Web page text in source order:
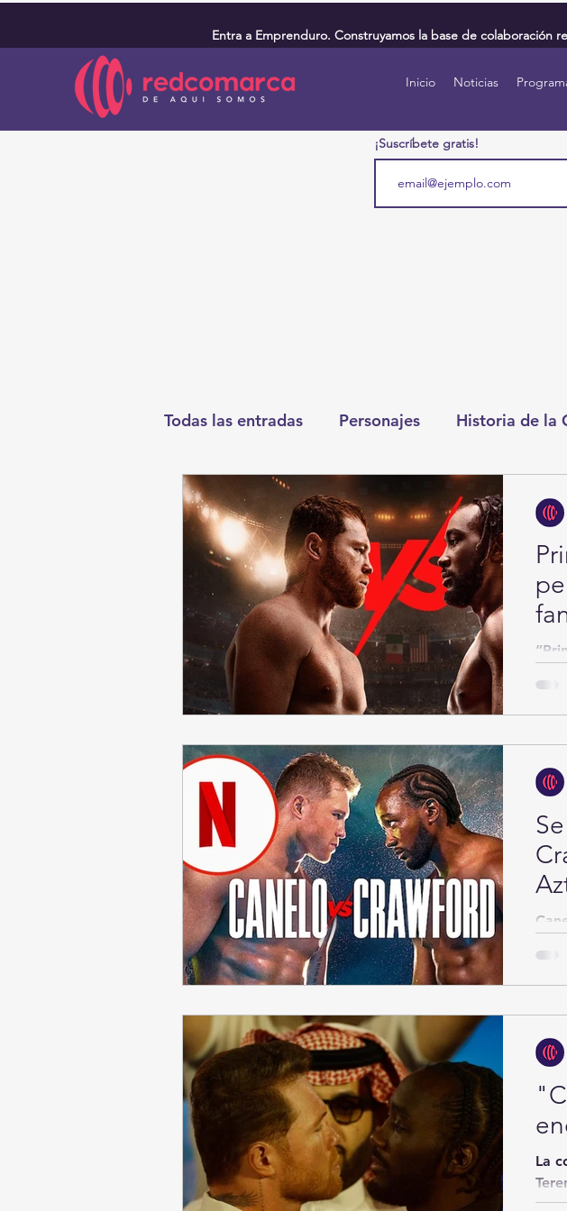
Entra a Emprenduro. Construyamos la base de colaboración
Inicio Noticias
¡Suscríbete gratis!
Todas las entradas Personajes Historia de la
Deportes Salud Entretenimiento
Round Cero Columnistas CDMX
Chismes Qué Curioso Gómez Palacio
Durango Titulares en Inicio Coahuila
Santa Aurelia de los Vientos San Pedro
La